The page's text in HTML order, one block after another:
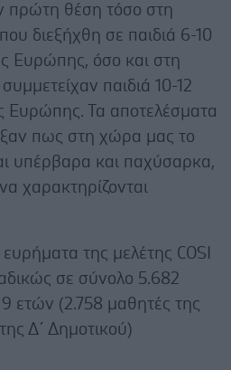
πρώτη θέση τόσο στη
διεξήχθη σε παιδιά 6-10
Ευρώπης, όσο και στη
παιδιά 10-12
Ευρώπης. Τα αποτελέσματα
πως στη χώρα μας το
υπέρβαρα και παχύσαρκα,
χαρακτηρίζονται
της μελέτης COSI
σε σύνολο 5.682
9 ετών (2.758 μαθητές της
Δ΄ Δημοτικού)